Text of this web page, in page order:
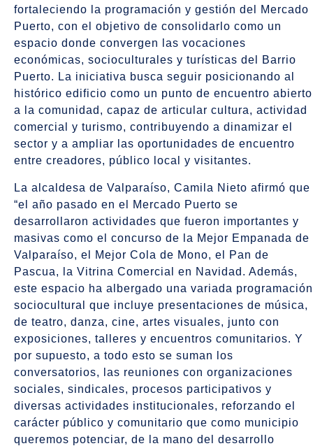
fortaleciendo la programación y gestión del Mercado
Puerto, con el objetivo de consolidarlo como un
espacio donde convergen las vocaciones
económicas, socioculturales y turísticas del Barrio
Puerto. La iniciativa busca seguir posicionando al
histórico edificio como un punto de encuentro abierto
a la comunidad, capaz de articular cultura, actividad
comercial y turismo, contribuyendo a dinamizar el
sector y a ampliar las oportunidades de encuentro
entre creadores, público local y visitantes.
La alcaldesa de Valparaíso, Camila Nieto afirmó que
“el año pasado en el Mercado Puerto se
desarrollaron actividades que fueron importantes y
masivas como el concurso de la Mejor Empanada de
Valparaíso, el Mejor Cola de Mono, el Pan de
Pascua, la Vitrina Comercial en Navidad. Además,
este espacio ha albergado una variada programación
sociocultural que incluye presentaciones de música,
de teatro, danza, cine, artes visuales, junto con
exposiciones, talleres y encuentros comunitarios. Y
por supuesto, a todo esto se suman los
conversatorios, las reuniones con organizaciones
sociales, sindicales, procesos participativos y
diversas actividades institucionales, reforzando el
carácter público y comunitario que como municipio
queremos potenciar, de la mano del desarrollo